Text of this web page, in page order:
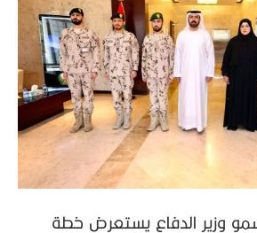
وزير الدفاع يستعرض خطة